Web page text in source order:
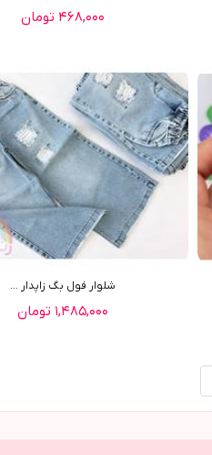
۴۶۸,۰۰۰ تومان
شلوار فول بگ زاپدار ...
۱,۴۸۵,۰۰۰ تومان